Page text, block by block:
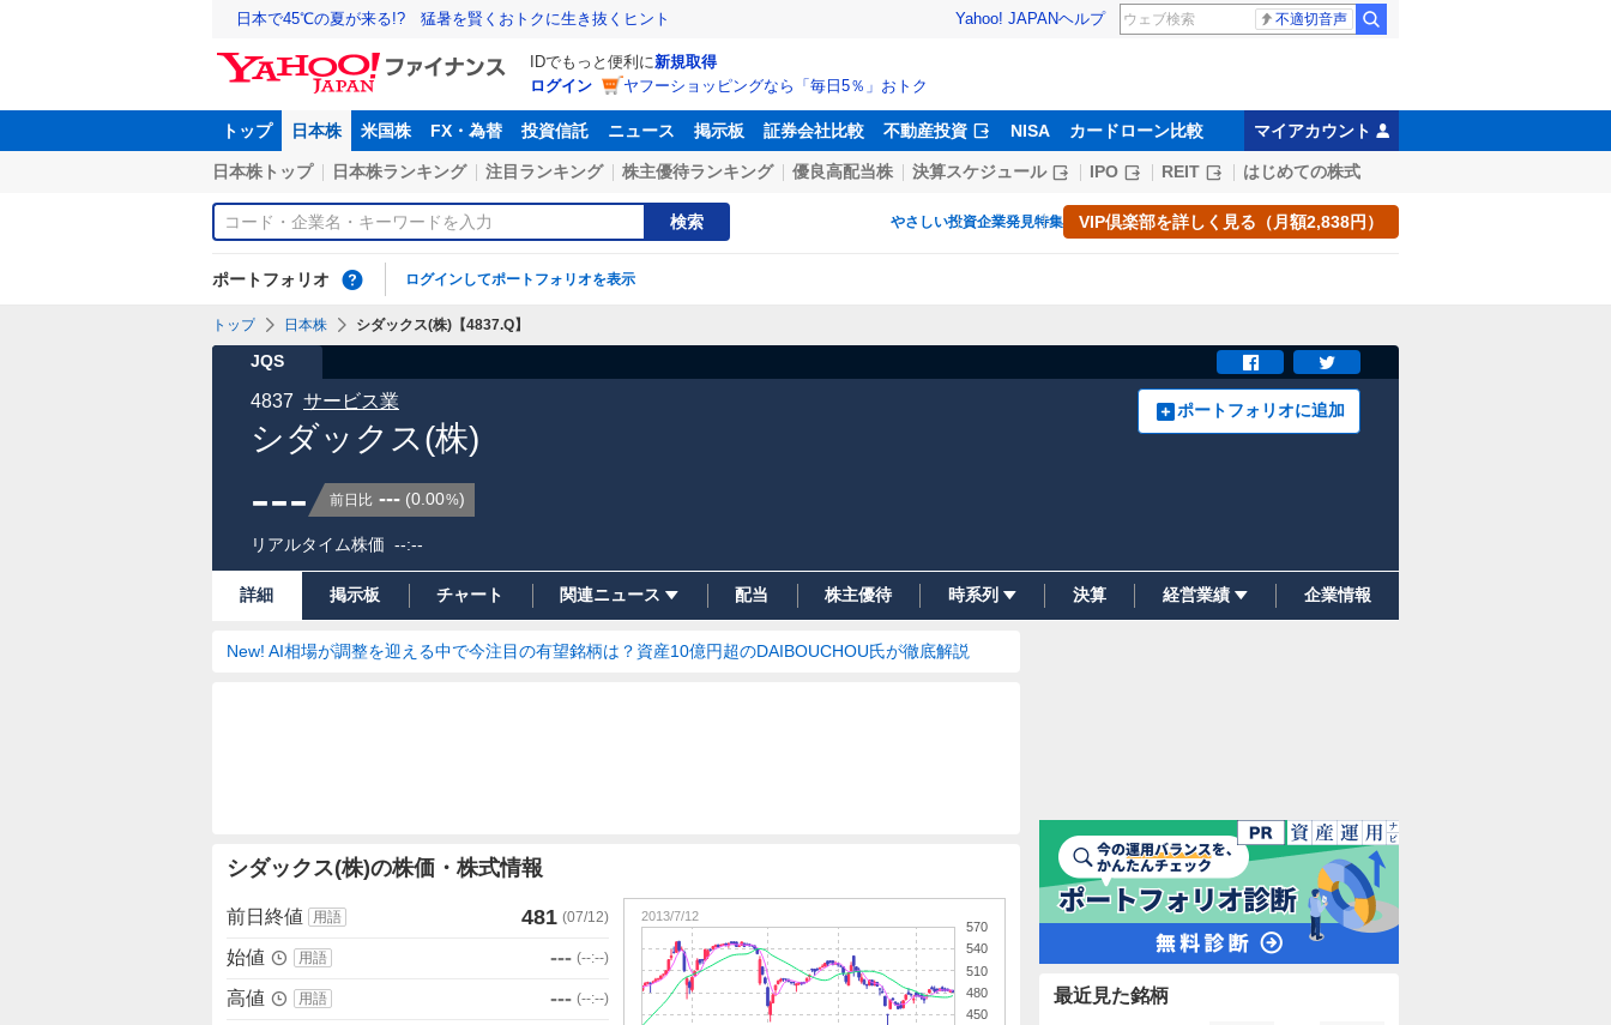
日本で45℃の夏が来る!? 猛暑を賢くおトクに生き抜くヒント Yahoo! JAPANヘルプ 不適切音声
IDでもっと便利に新規取得
ログイン
ヤフーショッピングなら「毎日5％」おトク
トップ 日本株 米国株 FX・為替 投資信託 ニュース 掲示板 証券会社比較 不動産投資 NISA カードローン比較 マイアカウント
日本株トップ 日本株ランキング 注目ランキング 株主優待ランキング 優良高配当株 決算スケジュール IPO REIT はじめての株式
検索 やさしい投資企業発見特集 VIP倶楽部を詳しく見る（月額2,838円）
ポートフォリオ ログインしてポートフォリオを表示
トップ 日本株 シダックス(株)【4837.Q】
JQS
シダックス(株)
4837 サービス業 ポートフォリオに追加
--- 前日比 --- (0.00%)
リアルタイム株価 --:--
詳細 掲示板 チャート 関連ニュース 配当 株主優待 時系列 決算 経営業績 企業情報
New! AI相場が調整を迎える中で今注目の有望銘柄は？資産10億円超のDAIBOUCHOU氏が徹底解説
シダックス(株)の株価・株式情報
価
細
値
前日終値 用語 481 (07/12)
始値 用語 --- (--:--)
高値 用語 --- (--:--)
450
480
510
540
570
2013/7/12
最近見た銘柄